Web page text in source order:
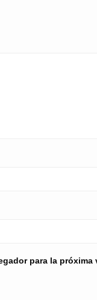
para la próxima